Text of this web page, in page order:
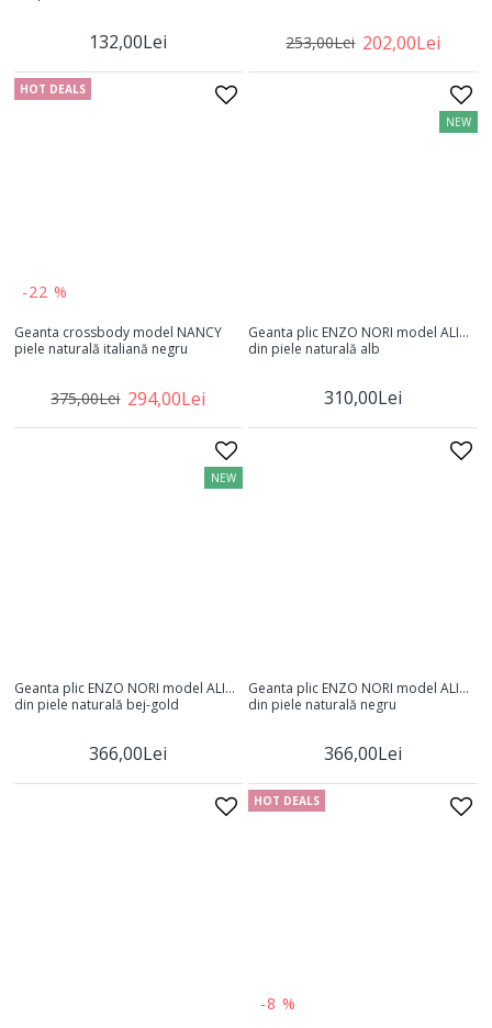
132,00Lei 202,00Lei
253,00Lei
HOT DEALS
-22 %
Geanta crossbody model NANCY
piele naturală italiană negru
294,00Lei
375,00Lei
NEW
Geanta plic ENZO NORI model ALINA
din piele naturală alb
310,00Lei
NEW
Geanta plic ENZO NORI model ALINA
din piele naturală bej-gold
366,00Lei
Geanta plic ENZO NORI model ALINA
din piele naturală negru
366,00Lei
HOT DEALS
-8 %